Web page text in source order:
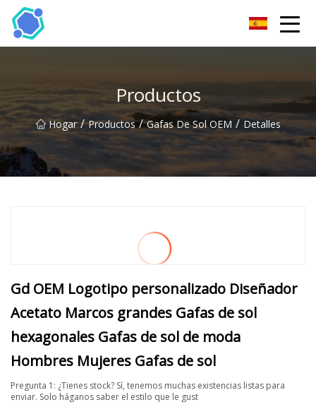
Productos
Hogar / Productos / Gafas De Sol OEM / Detalles
Gd OEM Logotipo personalizado Diseñador
Acetato Marcos grandes Gafas de sol
hexagonales Gafas de sol de moda
Hombres Mujeres Gafas de sol
Pregunta 1: ¿Tienes stock? Sí, tenemos muchas existencias listas para
enviar. Solo háganos saber el estilo que le gust